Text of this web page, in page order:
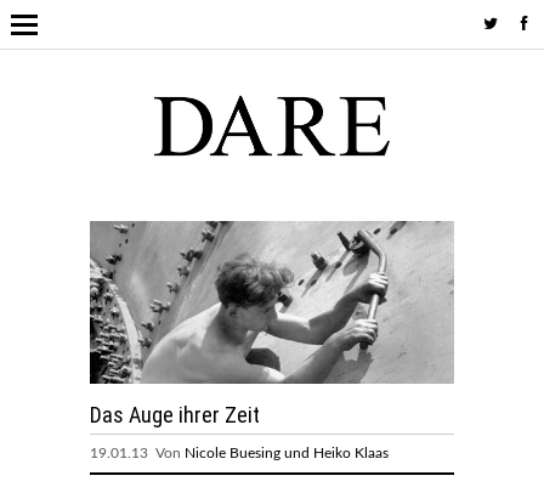
Das Auge ihrer Zeit
19.01.13 Von Nicole Buesing und Heiko Klaas